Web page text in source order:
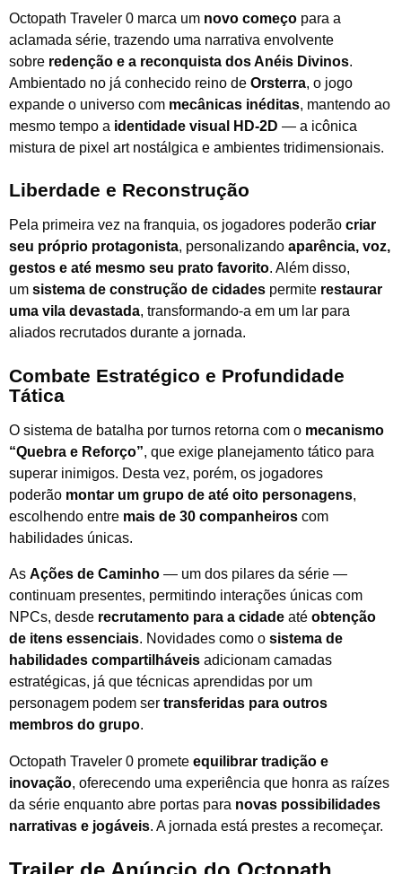
Octopath Traveler 0 marca um novo começo para a
aclamada série, trazendo uma narrativa envolvente
sobre redenção e a reconquista dos Anéis Divinos.
Ambientado no já conhecido reino de Orsterra, o jogo
expande o universo com mecânicas inéditas, mantendo ao
mesmo tempo a identidade visual HD-2D — a icônica
mistura de pixel art nostálgica e ambientes tridimensionais.
Liberdade e Reconstrução
Pela primeira vez na franquia, os jogadores poderão criar
seu próprio protagonista, personalizando aparência, voz,
gestos e até mesmo seu prato favorito. Além disso,
um sistema de construção de cidades permite restaurar
uma vila devastada, transformando-a em um lar para
aliados recrutados durante a jornada.
Combate Estratégico e Profundidade
Tática
O sistema de batalha por turnos retorna com o mecanismo
“Quebra e Reforço”, que exige planejamento tático para
superar inimigos. Desta vez, porém, os jogadores
poderão montar um grupo de até oito personagens,
escolhendo entre mais de 30 companheiros com
habilidades únicas.
As Ações de Caminho — um dos pilares da série —
continuam presentes, permitindo interações únicas com
NPCs, desde recrutamento para a cidade até obtenção
de itens essenciais. Novidades como o sistema de
habilidades compartilháveis adicionam camadas
estratégicas, já que técnicas aprendidas por um
personagem podem ser transferidas para outros
membros do grupo.
Octopath Traveler 0 promete equilibrar tradição e
inovação, oferecendo uma experiência que honra as raízes
da série enquanto abre portas para novas possibilidades
narrativas e jogáveis. A jornada está prestes a recomeçar.